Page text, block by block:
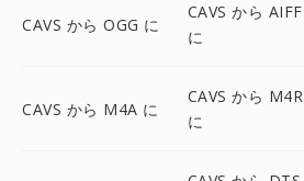
CAVS から OGG に
CAVS から AIFF
に
CAVS から M4A に
CAVS から M4R
に